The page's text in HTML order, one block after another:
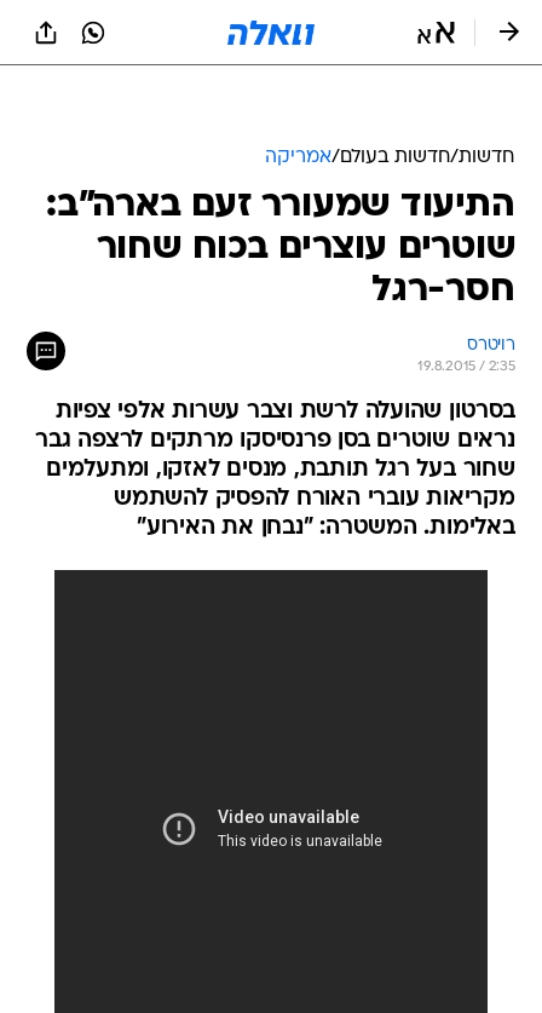
חדשות/חדשות בעולם/אמריקה
התיעוד שמעורר זעם בארה"ב:
שוטרים עוצרים בכוח שחור
חסר-רגל
רויטרס
19.8.2015 / 2:35
בסרטון שהועלה לרשת וצבר עשרות אלפי צפיות
נראים שוטרים בסן פרנסיסקו מרתקים לרצפה גבר
שחור בעל רגל תותבת, מנסים לאזקו, ומתעלמים
מקריאות עוברי האורח להפסיק להשתמש
באלימות. המשטרה: "נבחן את האירוע"